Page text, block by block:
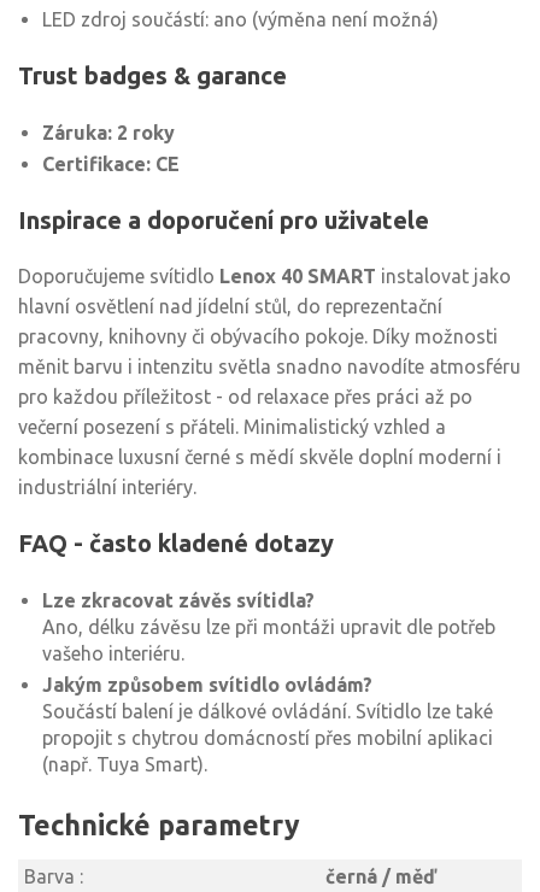
LED zdroj součástí: ano (výměna není možná)
Trust badges & garance
Záruka: 2 roky
Certifikace: CE
Inspirace a doporučení pro uživatele
Doporučujeme svítidlo Lenox 40 SMART instalovat jako
hlavní osvětlení nad jídelní stůl, do reprezentační
pracovny, knihovny či obývacího pokoje. Díky možnosti
měnit barvu i intenzitu světla snadno navodíte atmosféru
pro každou příležitost - od relaxace přes práci až po
večerní posezení s přáteli. Minimalistický vzhled a
kombinace luxusní černé s mědí skvěle doplní moderní i
industriální interiéry.
FAQ - často kladené dotazy
Lze zkracovat závěs svítidla?
Ano, délku závěsu lze při montáži upravit dle potřeb
vašeho interiéru.
Jakým způsobem svítidlo ovládám?
Součástí balení je dálkové ovládání. Svítidlo lze také
propojit s chytrou domácností přes mobilní aplikaci
(např. Tuya Smart).
Technické parametry
Barva : černá / měď